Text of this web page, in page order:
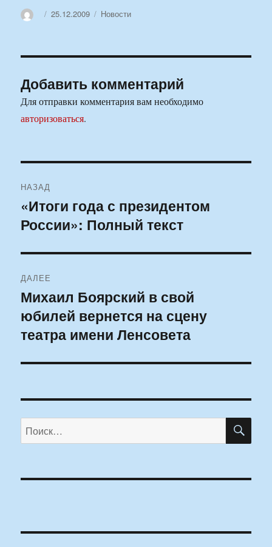
АвторОпубликовано
25.12.2009 Рубрики
Новости
Добавить комментарий
Для отправки комментария вам необходимо
авторизоваться.
по
записям
НАЗАД
Предыдущая
запись:
«Итоги года с президентом
России»: Полный текст
ДАЛЕЕ
Следующая
запись:
Михаил Боярский в свой
юбилей вернется на сцену
театра имени Ленсовета
Искать: